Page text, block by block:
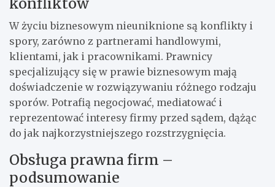
W życiu biznesowym nieuniknione są konflikty i
spory, zarówno z partnerami handlowymi,
klientami, jak i pracownikami. Prawnicy
specjalizujący się w prawie biznesowym mają
doświadczenie w rozwiązywaniu różnego rodzaju
sporów. Potrafią negocjować, mediatować i
reprezentować interesy firmy przed sądem, dążąc
do jak najkorzystniejszego rozstrzygnięcia.
Obsługa prawna firm –
podsumowanie